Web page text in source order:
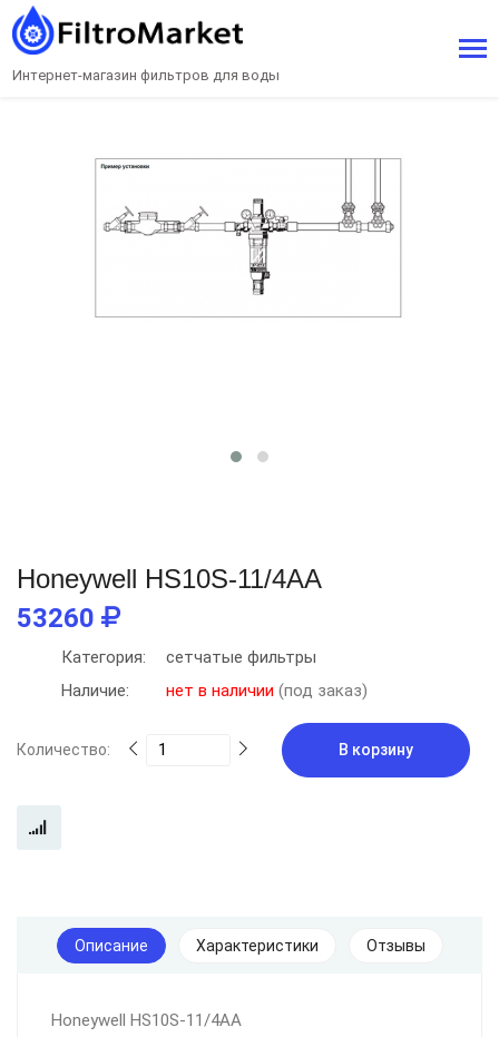
Интернет-магазин фильтров для воды
Honeywell HS10S-11/4AA
53260
Категория:
сетчатые фильтры
Наличие:
нет в наличии (под заказ)
Количество: В корзину
Описание Характеристики Отзывы
Honeywell HS10S-11/4AA